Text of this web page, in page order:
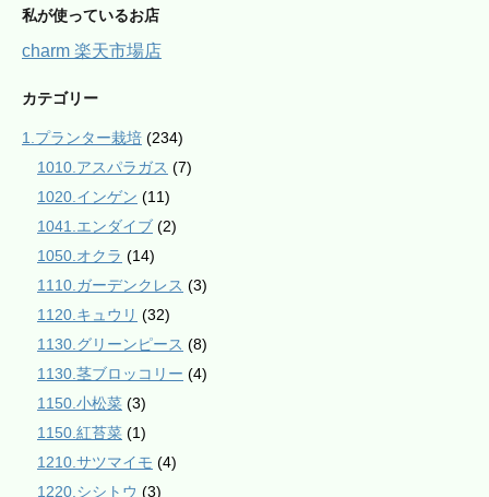
私が使っているお店
charm 楽天市場店
カテゴリー
1.プランター栽培 (234)
1010.アスパラガス (7)
1020.インゲン (11)
1041.エンダイブ (2)
1050.オクラ (14)
1110.ガーデンクレス (3)
1120.キュウリ (32)
1130.グリーンピース (8)
1130.茎ブロッコリー (4)
1150.小松菜 (3)
1150.紅苔菜 (1)
1210.サツマイモ (4)
1220.シシトウ (3)